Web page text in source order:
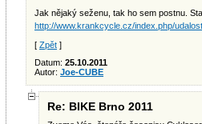
Jak nějaký seženu, tak ho sem postnu.
http://www.krankcycle.cz/index.php/
[ Zpět ]
Datum: 25.10.2011
Autor: Joe-CUBE
Re: BIKE Brno 2011